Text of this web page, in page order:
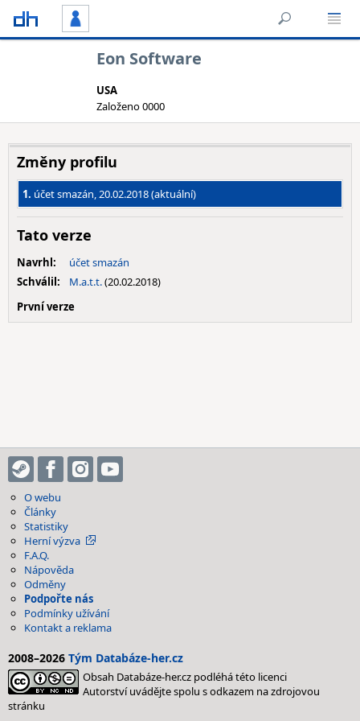
Eon Software
USA
Založeno 0000
Změny profilu
1. účet smazán, 20.02.2018 (aktuální)
Tato verze
Navrhl:
účet smazán
Schválil:
M.a.t.t.(20.02.2018)
První verze
O webu
Články
Statistiky
Herní výzva
F.A.Q.
Nápověda
Odměny
Podpořte nás
Podmínky užívání
Kontakt a reklama
2008–2026 Tým Databáze-her.cz
Obsah Databáze-her.cz podléhá této licenci
Autorství uvádějte spolu s odkazem na zdrojovou
stránku